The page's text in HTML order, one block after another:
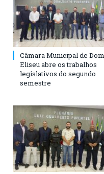
Câmara Municipal de Dom
Eliseu abre os trabalhos
legislativos do segundo
semestre